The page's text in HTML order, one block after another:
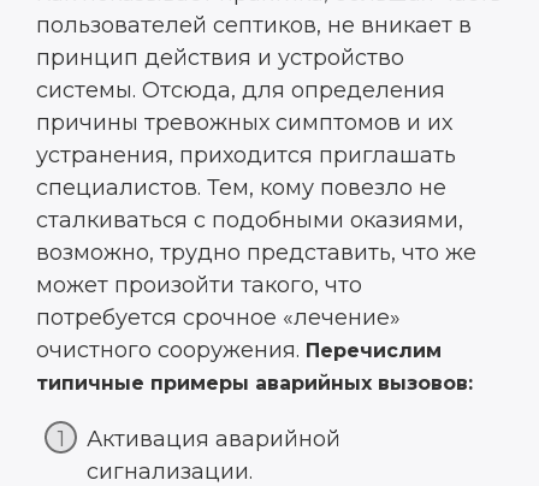
пользователей септиков, не вникает в
принцип действия и устройство
системы. Отсюда, для определения
причины тревожных симптомов и их
устранения, приходится приглашать
специалистов. Тем, кому повезло не
сталкиваться с подобными оказиями,
возможно, трудно представить, что же
может произойти такого, что
потребуется срочное «лечение»
очистного сооружения. Перечислим
типичные примеры аварийных вызовов:
Активация аварийной
сигнализации.